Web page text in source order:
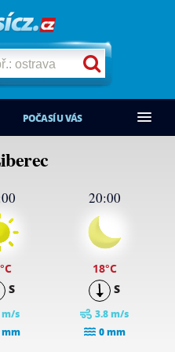
POČASÍ U VÁS
°C
S
m/s
mm
20:00
18°C
S
3.8 m/s
0 mm